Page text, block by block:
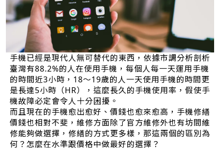
手機已經是現代人無可替代的東西，依據市調分析剖析
臺灣有88.2%的人在使用手機，每個人每一天運用手機
的時間近3小時，18～19歲的人一天使用手機的時間更
是長達5小時（HR），這麼長久的手機使用率，假使手
機故障必定會令人十分困擾。
而且現在的手機愈出愈好、價錢也愈來愈高，手機修繕
價錢也相對不斐，維修方面除了官方維修外也有坊間維
修能夠做選擇，修繕的方式更多樣，那這兩個的區別為
何？怎麼在水準跟價格中做最好的選擇？